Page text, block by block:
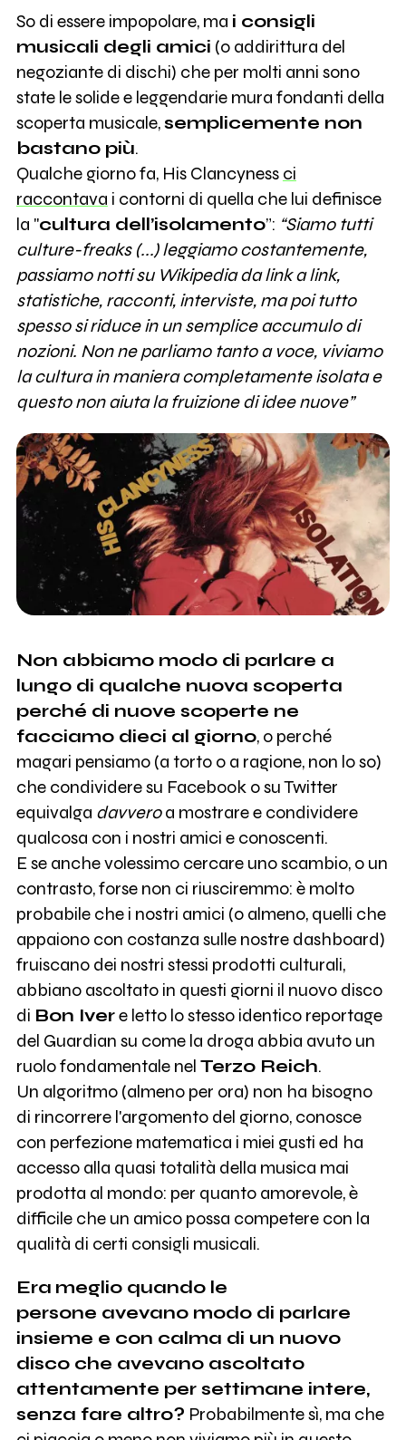
So di essere impopolare, ma i consigli
musicali degli amici (o addirittura del
negoziante di dischi) che per molti anni sono
state le solide e leggendarie mura fondanti della
scoperta musicale,semplicemente non
bastano più.
Qualche giorno fa, His Clancyness ci
raccontava i contorni di quella che lui definisce
la "cultura dell’isolamento”: “Siamo tutti
culture-freaks (...) leggiamo costantemente,
passiamo notti su Wikipedia da link a link,
statistiche, racconti, interviste, ma poi tutto
spesso si riduce in un semplice accumulo di
nozioni. Non ne parliamo tanto a voce, viviamo
la cultura in maniera completamente isolata e
questo non aiuta la fruizione di idee nuove”
Non abbiamo modo di parlare a
lungo di qualche nuova scoperta
perché di nuove scoperte ne
facciamo dieci al giorno, o perché
magari pensiamo (a torto o a ragione, non lo so)
che condividere su Facebook o su Twitter
equivalga davveroa mostrare e condividere
qualcosa con i nostri amici e conoscenti.
E se anche volessimo cercare uno scambio, o un
contrasto, forse non ci riusciremmo: è molto
probabile che i nostri amici (o almeno, quelli che
appaiono con costanza sulle nostre dashboard)
fruiscano dei nostri stessi prodotti culturali,
abbiano ascoltato in questi giorni il nuovo disco
di Bon Ivere letto lo stesso identico reportage
del Guardian su come la droga abbia avuto un
ruolo fondamentale nel Terzo Reich.
Un algoritmo (almeno per ora) non ha bisogno
di rincorrere l'argomento del giorno, conosce
con perfezione matematica i miei gusti ed ha
accesso alla quasi totalità della musica mai
prodotta al mondo: per quanto amorevole, è
difficile che un amico possa competere con la
qualità di certi consigli musicali.
Era meglio quando le
persone avevano modo di parlare
insieme e con calma di un nuovo
disco che avevano ascoltato
attentamente per settimane intere,
senza fare altro? Probabilmente sì, ma che